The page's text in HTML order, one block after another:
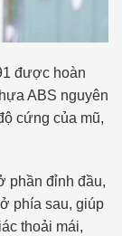
được hoàn
ABS nguyên
cứng của mũ,
phần đỉnh đầu,
phía sau, giúp
thoải mái,